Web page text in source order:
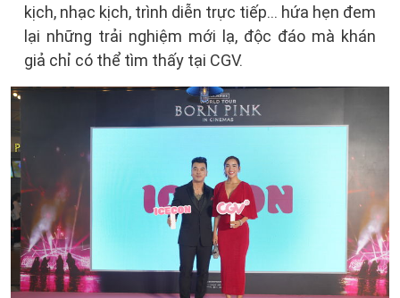
kịch, nhạc kịch, trình diễn trực tiếp… hứa hẹn đem
lại những trải nghiệm mới lạ, độc đáo mà khán
giả chỉ có thể tìm thấy tại CGV.